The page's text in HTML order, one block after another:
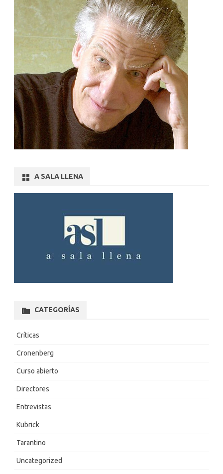
A SALA LLENA
CATEGORÍAS
Críticas
Cronenberg
Curso abierto
Directores
Entrevistas
Kubrick
Tarantino
Uncategorized